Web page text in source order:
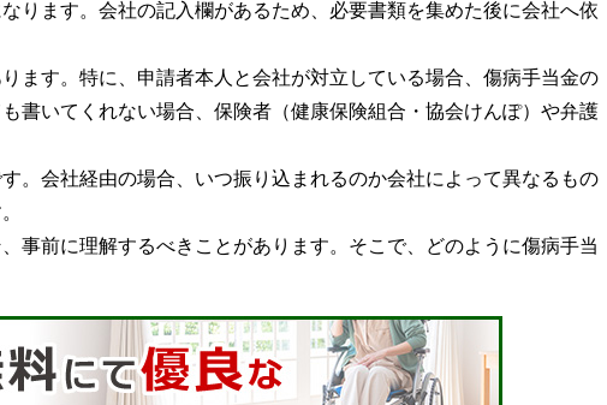
ります。会社の記入欄があるため、必要書類を集めた後に会社へ依
ます。特に、申請者本人と会社が対立している場合、傷病手当金の
書いてくれない場合、保険者（健康保険組合・協会けんぽ）や弁護
。会社経由の場合、いつ振り込まれるのか会社によって異なるもの
事前に理解するべきことがあります。そこで、どのように傷病手当